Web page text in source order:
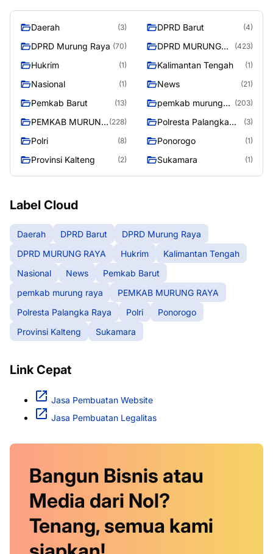
Daerah (3) DPRD Barut (4)
DPRD Murung Raya (70)
DPRD MURUNG
RAYA
(423)
Hukrim (1) Kalimantan Tengah (1)
Nasional (1) News (21)
Pemkab Barut (13)
pemkab murung
raya
(203)
PEMKAB MURUNG
RAYA
(228)
Polresta Palangka
Raya
(3)
Polri (8) Ponorogo (1)
Provinsi Kalteng (2) Sukamara (1)
Label Cloud
Daerah DPRD Barut
DPRD Murung Raya
DPRD MURUNG RAYA
Hukrim
Kalimantan Tengah
Nasional
News
Pemkab Barut
pemkab murung raya
PEMKAB MURUNG RAYA
Polresta Palangka Raya
Polri
Ponorogo
Provinsi Kalteng
Sukamara
Link Cepat
Jasa Pembuatan Website
Jasa Pembuatan Legalitas
Bangun Bisnis atau
Media dari Nol?
Tenang, semua kami